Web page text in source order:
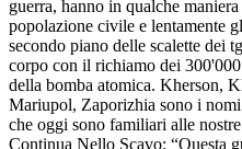
guerra, hanno in qualche
popolazione civile e lentamente
secondo piano delle scalette dei
corpo con il richiamo dei
della bomba atomica. Kherson,
Mariupol, Zaporizhia sono i
che oggi sono familiari alle
Continua Nello Scavo: “Questa